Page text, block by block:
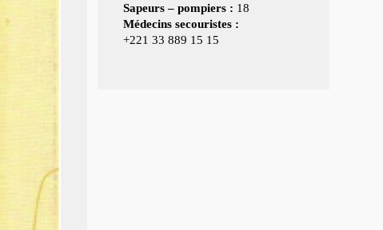
Sapeurs – pompiers : 18
Médecins secouristes :
+221 33 889 15 15